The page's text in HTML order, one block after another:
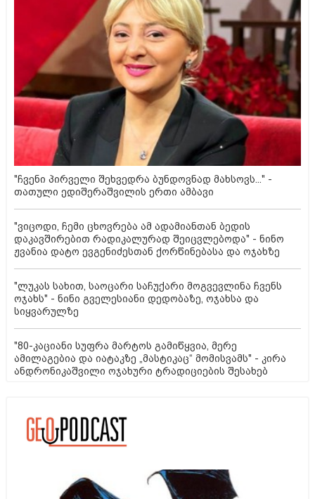
"ჩვენი პირველი შეხვედრა ბუნდოვნად მახსოვს..." -
თათული ედიშერაშვილის ერთი ამბავი
"ვიცოდი, ჩემი ცხოვრება ამ ადამიანთან ბედის
დაკავშირებით რადიკალურად შეიცვლებოდა" - ნინო
ჟვანია დატო ევგენიძესთან ქორწინებასა და ოჯახზე
"ლუკას სახით, საოცარი საჩუქარი მოგვევლინა ჩვენს
ოჯახს" - ნინი გველესიანი დედობაზე, ოჯახსა და
სიყვარულზე
"80-კაციანი სუფრა მარტოს გამიწყვია, მერე
ამილაგებია და იატაკზე „მასტიკაც“ მომისვამს" - კირა
ანდრონიკაშვილი ოჯახური ტრადიციების შესახებ